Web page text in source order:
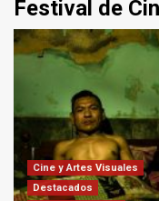
Festival de
Cine y Artes Visuales
Destacados